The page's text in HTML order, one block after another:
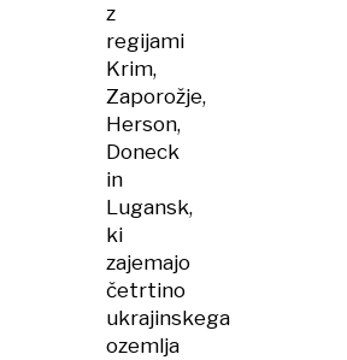
z
regijami
Krim,
Zaporožje,
Herson,
Doneck
in
Lugansk,
ki
zajemajo
četrtino
ukrajinskega
ozemlja